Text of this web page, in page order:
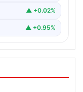
▲ +0.02%
▲ +0.95%